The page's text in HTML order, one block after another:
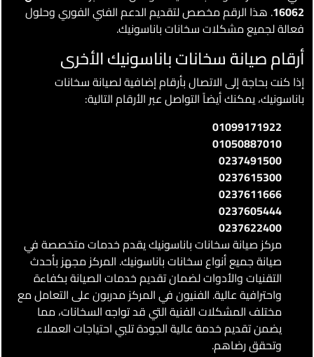
16062. هذا الرقم مخصص لتقديم الدعم الفني الفوري وحلول
فعالة لجميع مشكلات سخانات باناسونيك.
أرقام صيانة سخانات باناسونيك الأخرى
إذا كنت بحاجة إلى الاتصال بأرقام إضافية لصيانة سخانات
باناسونيك، يمكنك أيضاً التواصل عبر الأرقام التالية:
01099171922
01050887010
0237491500
0237615300
0237611666
0237605444
0237622400
مركز صيانة سخانات باناسونيك يقدم خدمات متخصصة في
صيانة جميع أنواع سخانات باناسونيك. المركز مجهز بأحدث
التقنيات والأدوات لضمان تقديم خدمات الصيانة بكفاءة
واحترافية عالية. الفنيون في المركز مدربون على التعامل مع
مختلف المشكلات الفنية التي قد تواجه السخانات، مما
يضمن تقديم خدمة عالية الجودة تلبي احتياجات العملاء
وتحقق رضاهم.